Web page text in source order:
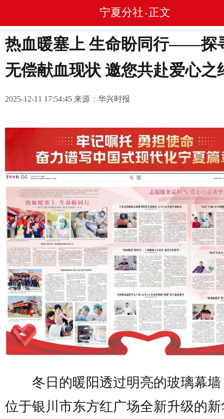
宁夏分社 • 正文
热血暖塞上 生命盼同行——探
无偿献血现状 邀您共赴爱心之
2025-12-11 17:54:45 来源：华兴时报
冬日的暖阳透过明亮的玻璃幕墙
位于银川市东方红广场全新升级的